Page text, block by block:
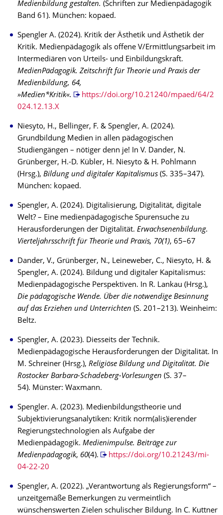
Medienbildung gestalten. (Schriften zur Medienpädagogik
Band 61). München: kopaed.
Spengler A. (2024). Kritik der Ästhetik und Ästhetik der
Kritik. Medienpädagogik als offene V/Ermittlungsarbeit im
Intermediären von Urteils- und Einbildungskraft.
MedienPädagogik. Zeitschrift für Theorie und Praxis der
Medienbildung, 64,
»Medien*Kritik«.
https://doi.org/10.21240/mpaed/64/2
024.12.13.X
Niesyto, H., Bellinger, F. & Spengler, A. (2024).
Grundbildung Medien in allen pädagogischen
Studiengängen – nötiger denn je! In V. Dander, N.
Grünberger, H.-D. Kübler, H. Niesyto & H. Pohlmann
(Hrsg.), Bildung und digitaler Kapitalismus (S. 335–347).
München: kopaed.
Spengler, A. (2024). Digitalisierung, Digitalität, digitale
Welt? – Eine medienpädagogische Spurensuche zu
Herausforderungen der Digitalität. Erwachsenenbildung.
Vierteljahrsschrift für Theorie und Praxis, 70(1), 65–67
Dander, V., Grünberger, N., Leineweber, C., Niesyto, H. &
Spengler, A. (2024). Bildung und digitaler Kapitalismus:
Medienpädagogische Perspektiven. In R. Lankau (Hrsg.),
Die pädagogische Wende. Über die notwendige Besinnung
auf das Erziehen und Unterrichten (S. 201–213). Weinheim:
Beltz.
Spengler, A. (2023). Diesseits der Technik.
Medienpädagogische Herausforderungen der Digitalität. In
M. Schreiner (Hrsg.), Religiöse Bildung und Digitalität. Die
Rostocker Barbara-Schadeberg-Vorlesungen (S. 37–
54). Münster: Waxmann.
Spengler. A. (2023). Medienbildungstheorie und
Subjektivierungsanalytiken: Kritik norm(alis)ierender
Regierungstechnologien als Aufgabe der
Medienpädagogik. Medienimpulse. Beiträge zur
Medienpädagogik, 60(4).
https://doi.org/10.21243/mi-
04-22-20
Spengler, A. (2022). „Verantwortung als Regierungsform“ –
unzeitgemäße Bemerkungen zu vermeintlich
wünschenswerten Zielen schulischer Bildung. In C. Kuttner